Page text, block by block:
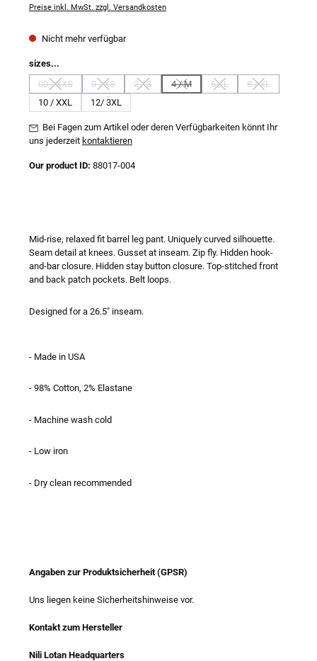
Preise inkl. MwSt. zzgl. Versandkosten
Nicht mehr verfügbar
sizes...
00 / XXS
(Diese Option ist zurzeit nicht verfügbar.)
0 / XS
(Diese Option ist zurzeit nicht verfügbar.)
2 / S
(Diese Option ist zurzeit nicht verfügbar.)
4 / M
(Diese Option ist zurzeit nicht
6 / L
(Diese Option ist zurzeit
8 / XL
(Diese Option
10 / XXL 12/ 3XL
Bei Fagen zum Artikel oder deren Verfügbarkeiten könnt Ihr
uns jederzeit kontaktieren
Our product ID: 88017-004
Mid-rise, relaxed fit barrel leg pant. Uniquely curved silhouette.
Seam detail at knees. Gusset at inseam. Zip fly. Hidden hook-
and-bar closure. Hidden stay button closure. Top-stitched front
and back patch pockets. Belt loops.
Designed for a 26.5" inseam.
- Made in USA
- 98% Cotton, 2% Elastane
- Machine wash cold
- Low iron
- Dry clean recommended
Angaben zur Produktsicherheit (GPSR)
Uns liegen keine Sicherheitshinweise vor.
Kontakt zum Hersteller
Nili Lotan Headquarters